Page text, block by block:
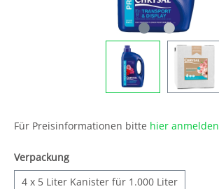
Für Preisinformationen bitte hier anmelden
Verpackung
4 x 5 Liter Kanister für 1.000 Liter